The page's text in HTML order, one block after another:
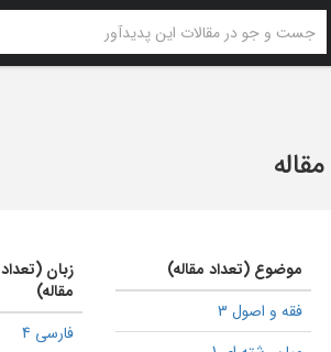
موضوع (تعداد مقاله)
فقه و اصول 3
زبان (تعداد
مقاله)
فارسی 4